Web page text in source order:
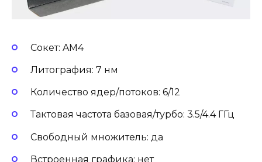
Сокет: AM4
Литография: 7 нм
Количество ядер/потоков: 6/12
Тактовая частота базовая/турбо: 3.5/4.4 ГГц
Свободный множитель: да
Встроенная графика: нет